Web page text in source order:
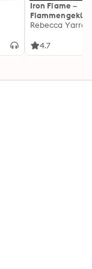
Iron Flame –
heißersehnte
Rebecca Yarros
4.7